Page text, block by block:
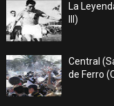
La
III)
Central
de Ferro